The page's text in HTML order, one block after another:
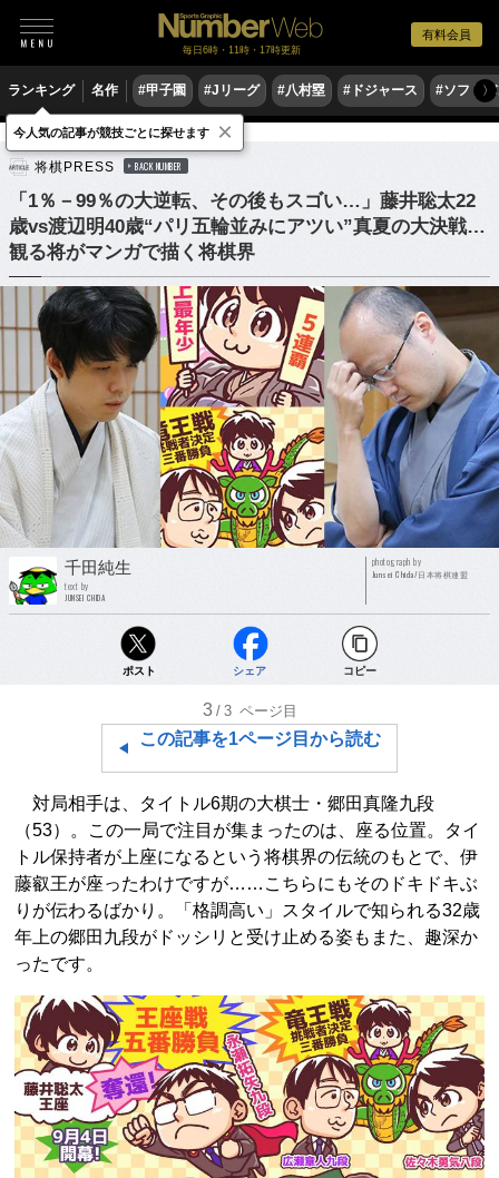
有料会員
毎日6時・11時・17時更新
ランキング 名作 #甲子園 #Jリーグ #八村塁 #ドジャース #ソフト〉
ゲーム 将棋
将棋PRESS BACK NUMBER
「1％－99％の大逆転、その後もスゴい…」藤井聡太22
歳vs渡辺明40歳“パリ五輪並みにアツい”真夏の大決戦…
観る将がマンガで描く将棋界
千田純生
text by
JUNSEI CHIDA
photograph by
Junsei Chida/日本将棋連盟
ポスト シェア コピー
3 /3 ページ目
この記事を1ページ目から読む
対局相手は、タイトル6期の大棋士・郷田真隆九段
（53）。この一局で注目が集まったのは、座る位置。タイ
トル保持者が上座になるという将棋界の伝統のもとで、伊
藤叡王が座ったわけですが……こちらにもそのドキドキぶ
りが伝わるばかり。「格調高い」スタイルで知られる32歳
年上の郷田九段がドッシリと受け止める姿もまた、趣深か
ったです。
今人気の記事が競技ごとに探せます ×